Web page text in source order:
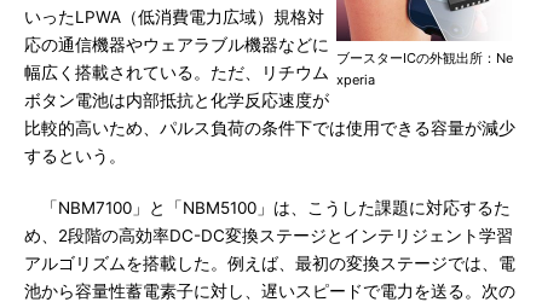
ブースターICの外観出所：Ne
xperia
いったLPWA（低消費電力広域）規格対
応の通信機器やウェアラブル機器などに
幅広く搭載されている。ただ、リチウム
ボタン電池は内部抵抗と化学反応速度が
比較的高いため、パルス負荷の条件下では使用できる容量が減少
するという。
「NBM7100」と「NBM5100」は、こうした課題に対応するた
め、2段階の高効率DC-DC変換ステージとインテリジェント学習
アルゴリズムを搭載した。例えば、最初の変換ステージでは、電
池から容量性蓄電素子に対し、遅いスピードで電力を送る。次の